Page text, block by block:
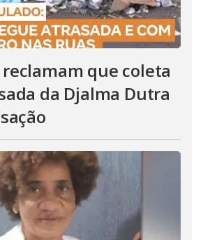
que coleta
da Djalma Dutra